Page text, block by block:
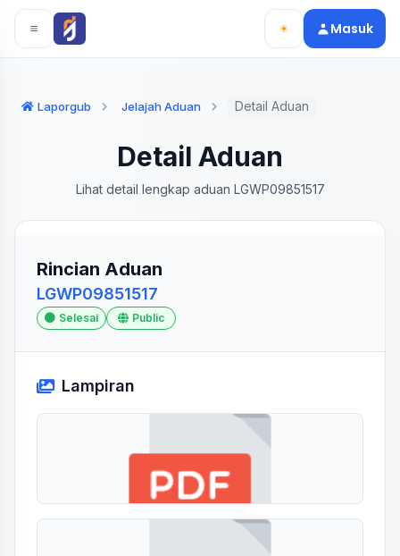
Langsung ke konten utama
Langsung ke navigasi
Masuk
Laporgub Jelajah Aduan Detail Aduan
Detail Aduan
Lihat detail lengkap aduan LGWP09851517
Rincian Aduan
LGWP09851517
Selesai Public
Lampiran